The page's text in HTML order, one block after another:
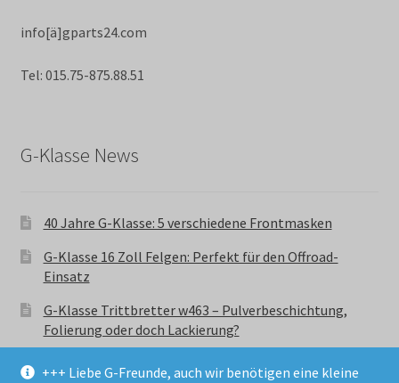
+++ Liebe G-Freunde, auch wir benötigen eine kleine
info[ä]gparts24.com
Tel: 015.75-875.88.51
G-Klasse News
40 Jahre G-Klasse: 5 verschiedene Frontmasken
G-Klasse 16 Zoll Felgen: Perfekt für den Offroad-
Einsatz
G-Klasse Trittbretter w463 – Pulverbeschichtung,
Folierung oder doch Lackierung?